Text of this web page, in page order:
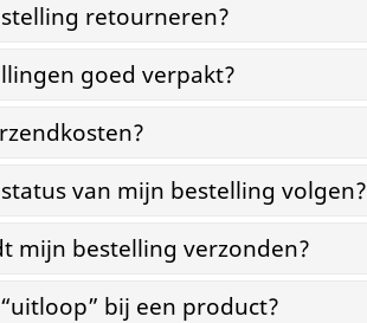
retourneren?
goed verpakt?
van mijn bestelling volgen?
mijn bestelling verzonden?
bij een product?